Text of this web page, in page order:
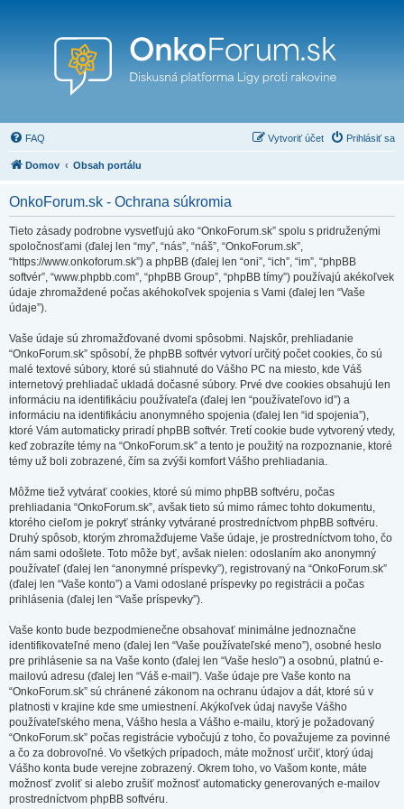
FAQ Prihlásiť sa
Vytvoriť účet
Domov Obsah portálu
OnkoForum.sk - Ochrana súkromia
Tieto zásady podrobne vysvetľujú ako “OnkoForum.sk” spolu s pridruženými
spoločnosťami (ďalej len “my”, “nás”, “náš”, “OnkoForum.sk”,
“https://www.onkoforum.sk”) a phpBB (ďalej len “oni”, “ich”, “im”, “phpBB
softvér”, “www.phpbb.com”, “phpBB Group”, “phpBB tímy”) používajú akékoľvek
údaje zhromaždené počas akéhokoľvek spojenia s Vami (ďalej len “Vaše
údaje”).
Vaše údaje sú zhromažďované dvomi spôsobmi. Najskôr, prehliadanie
“OnkoForum.sk” spôsobí, že phpBB softvér vytvorí určitý počet cookies, čo sú
malé textové súbory, ktoré sú stiahnuté do Vášho PC na miesto, kde Váš
internetový prehliadač ukladá dočasné súbory. Prvé dve cookies obsahujú len
informáciu na identifikáciu používateľa (ďalej len “používateľovo id”) a
informáciu na identifikáciu anonymného spojenia (ďalej len “id spojenia”),
ktoré Vám automaticky priradí phpBB softvér. Tretí cookie bude vytvorený vtedy,
keď zobrazíte témy na “OnkoForum.sk” a tento je použitý na rozpoznanie, ktoré
témy už boli zobrazené, čím sa zvýši komfort Vášho prehliadania.
Môžme tiež vytvárať cookies, ktoré sú mimo phpBB softvéru, počas
prehliadania “OnkoForum.sk”, avšak tieto sú mimo rámec tohto dokumentu,
ktorého cieľom je pokryť stránky vytvárané prostredníctvom phpBB softvéru.
Druhý spôsob, ktorým zhromažďujeme Vaše údaje, je prostredníctvom toho, čo
nám sami odošlete. Toto môže byť, avšak nielen: odoslaním ako anonymný
používateľ (ďalej len “anonymné príspevky”), registrovaný na “OnkoForum.sk”
(ďalej len “Vaše konto”) a Vami odoslané príspevky po registrácii a počas
prihlásenia (ďalej len “Vaše príspevky”).
Vaše konto bude bezpodmienečne obsahovať minimálne jednoznačne
identifikovateľné meno (ďalej len “Vaše používateľské meno”), osobné heslo
pre prihlásenie sa na Vaše konto (ďalej len “Vaše heslo”) a osobnú, platnú e-
mailovú adresu (ďalej len “Váš e-mail”). Vaše údaje pre Vaše konto na
“OnkoForum.sk” sú chránené zákonom na ochranu údajov a dát, ktoré sú v
platnosti v krajine kde sme umiestnení. Akýkoľvek údaj navyše Vášho
používateľského mena, Vášho hesla a Vášho e-mailu, ktorý je požadovaný
“OnkoForum.sk” počas registrácie vybočujú z toho, čo považujeme za povinné
a čo za dobrovoľné. Vo všetkých prípadoch, máte možnosť určiť, ktorý údaj
Vášho konta bude verejne zobrazený. Okrem toho, vo Vašom konte, máte
možnosť zvoliť si alebo zrušiť možnosť automaticky generovaných e-mailov
prostredníctvom phpBB softvéru.